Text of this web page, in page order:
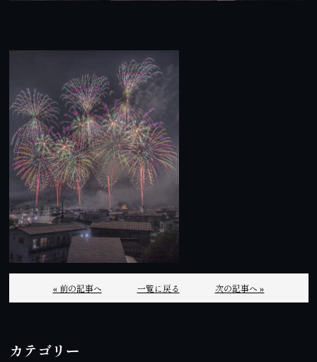
« 前の記事へ 一覧に戻る 次の記事へ »
カテゴリー